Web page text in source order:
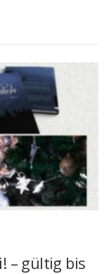
– gültig bis